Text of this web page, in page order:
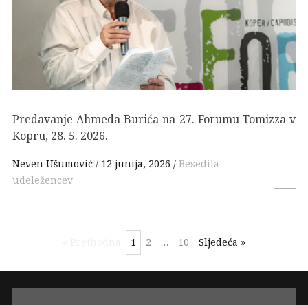
Predavanje Ahmeda Burića na 27. Forumu Tomizza v
Kopru, 28. 5. 2026.
Neven Ušumović 12 junija, 2026
Besedila
udeležencev
1 2 … 10 Sljedeća »